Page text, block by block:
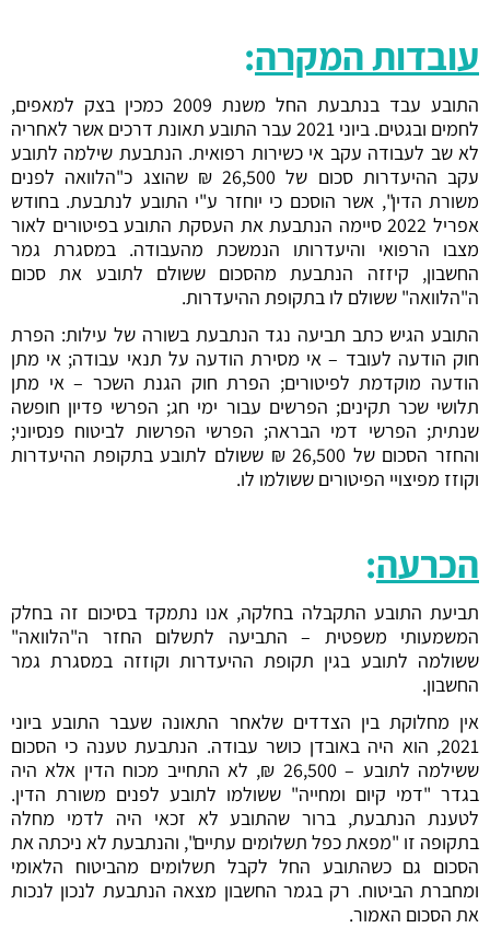
עובדות המקרה:
התובע עבד בנתבעת החל משנת 2009 כמכין בצק למאפים,
לחמים ובגטים. ביוני 2021 עבר התובע תאונת דרכים אשר לאחריה
לא שב לעבודה עקב אי כשירות רפואית. הנתבעת שילמה לתובע
עקב ההיעדרות סכום של 26,500 ₪ שהוצג כ"הלוואה לפנים
משורת הדין", אשר הוסכם כי יוחזר ע"י התובע לנתבעת. בחודש
אפריל 2022 סיימה הנתבעת את העסקת התובע בפיטורים לאור
מצבו הרפואי והיעדרותו הנמשכת מהעבודה. במסגרת גמר
החשבון, קיזזה הנתבעת מהסכום ששולם לתובע את סכום
ה"הלוואה" ששולם לו בתקופת ההיעדרות.
התובע הגיש כתב תביעה נגד הנתבעת בשורה של עילות: הפרת
חוק הודעה לעובד – אי מסירת הודעה על תנאי עבודה; אי מתן
הודעה מוקדמת לפיטורים; הפרת חוק הגנת השכר – אי מתן
תלושי שכר תקינים; הפרשים עבור ימי חג; הפרשי פדיון חופשה
שנתית; הפרשי דמי הבראה; הפרשי הפרשות לביטוח פנסיוני;
והחזר הסכום של 26,500 ₪ ששולם לתובע בתקופת ההיעדרות
וקוזז מפיצויי הפיטורים ששולמו לו.
הכרעה:
תביעת התובע התקבלה בחלקה, אנו נתמקד בסיכום זה בחלק
המשמעותי משפטית – התביעה לתשלום החזר ה"הלוואה"
ששולמה לתובע בגין תקופת ההיעדרות וקוזזה במסגרת גמר
החשבון.
אין מחלוקת בין הצדדים שלאחר התאונה שעבר התובע ביוני
2021, הוא היה באובדן כושר עבודה. הנתבעת טענה כי הסכום
ששילמה לתובע – 26,500 ₪, לא התחייב מכוח הדין אלא היה
בגדר "דמי קיום ומחייה" ששולמו לתובע לפנים משורת הדין.
לטענת הנתבעת, ברור שהתובע לא זכאי היה לדמי מחלה
בתקופה זו "מפאת כפל תשלומים עתיים", והנתבעת לא ניכתה את
הסכום גם כשהתובע החל לקבל תשלומים מהביטוח הלאומי
ומחברת הביטוח. רק בגמר החשבון מצאה הנתבעת לנכון לנכות
את הסכום האמור.